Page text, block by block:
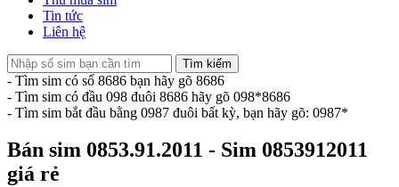
Tin tức
Liên hệ
Tìm kiếm
- Tìm sim có số 8686 bạn hãy gõ 8686
- Tìm sim có đầu 098 đuôi 8686 hãy gõ 098*8686
- Tìm sim bắt đầu bằng 0987 đuôi bất kỳ, bạn hãy gõ: 0987*
Bán sim 0853.91.2011 - Sim 0853912011
giá rẻ